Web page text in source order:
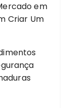
em
Criar Um